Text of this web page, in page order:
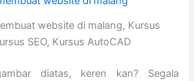
website di malang, Kursus
SEO, Kursus AutoCAD
diatas, keren kan? Segala